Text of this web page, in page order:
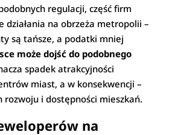
regulacji, część firm
działania na obrzeża metropolii –
są tańsze, a podatki mniej
może dojść do podobnego
spadek atrakcyjności
miast, a w konsekwencji –
rozwoju i dostępności mieszkań.
na